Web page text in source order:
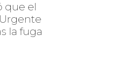
que el
la fuga